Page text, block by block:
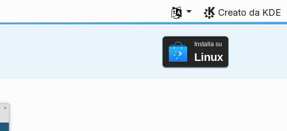
Seleziona la lingua
Creato da KDE
Installa su
Linux